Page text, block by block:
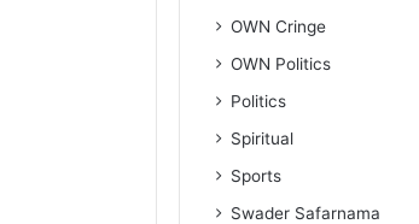
OWN Cringe
OWN Politics
Politics
Spiritual
Sports
Swader Safarnama